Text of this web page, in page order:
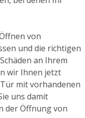
von
und die richtigen
an Ihrem
wir Ihnen jetzt
mit vorhandenen
uns damit
der Öffnung von